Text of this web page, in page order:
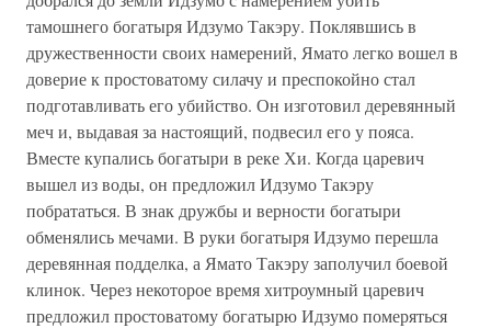
тамошнего богатыря Идзумо Такэру. Поклявшись в
дружественности своих намерений, Ямато легко вошел в
доверие к простоватому силачу и преспокойно стал
подготавливать его убийство. Он изготовил деревянный
меч и, выдавая за настоящий, подвесил его у пояса.
Вместе купались богатыри в реке Хи. Когда царевич
вышел из воды, он предложил Идзумо Такэру
побрататься. В знак дружбы и верности богатыри
обменялись мечами. В руки богатыря Идзумо перешла
деревянная подделка, а Ямато Такэру заполучил боевой
клинок. Через некоторое время хитроумный царевич
предложил простоватому богатырю Идзумо померяться